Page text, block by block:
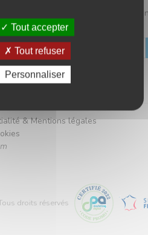
nos offres en vous inscrivant à
jamais communiquée à des tiers.
& Mentions légales
droits réservés
Tout accepter
Tout refuser
Personnaliser